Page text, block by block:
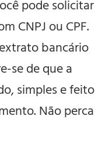
pode solicitar
CNPJ ou CPF.
bancário
se de que a
simples e feito
Não perca